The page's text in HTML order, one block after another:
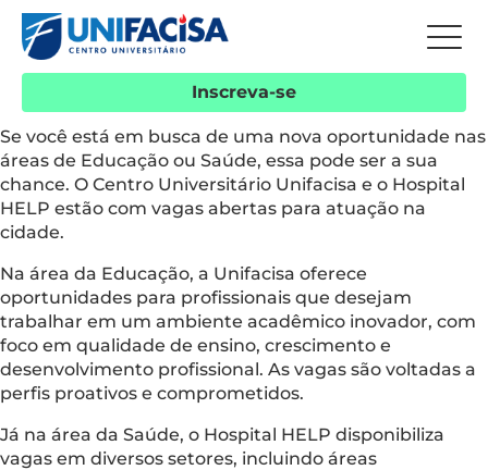
Inscreva-se
Se você está em busca de uma nova oportunidade nas
áreas de Educação ou Saúde, essa pode ser a sua
chance. O Centro Universitário Unifacisa e o Hospital
HELP estão com vagas abertas para atuação na
cidade.
Na área da Educação, a Unifacisa oferece
oportunidades para profissionais que desejam
trabalhar em um ambiente acadêmico inovador, com
foco em qualidade de ensino, crescimento e
desenvolvimento profissional. As vagas são voltadas a
perfis proativos e comprometidos.
Já na área da Saúde, o Hospital HELP disponibiliza
vagas em diversos setores, incluindo áreas